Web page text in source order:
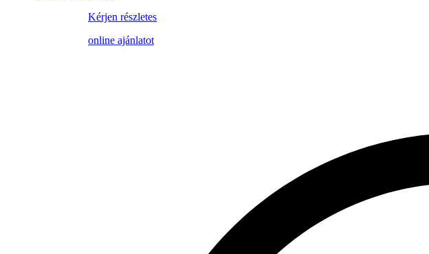
Kérjen részletes
online ajánlatot